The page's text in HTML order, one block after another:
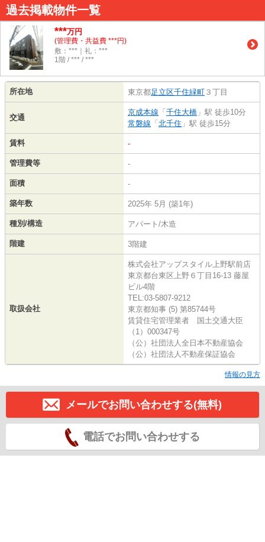
過去掲載物件一覧
***万円
(管理費・共益費 ***円)
敷：***｜礼：***
1階 / *** / ***
所在地 東京都足立区千住緑町 ３丁目
交通
京成本線 「 千住大橋 」駅 徒歩10分
常磐線 「 北千住 」駅 徒歩15分
賃料 -
管理費等 -
面積 -
築年数 2025年 5月 (築1年)
種別/構造 アパート/木造
階建 3階建
取扱会社
株式会社アップスタイル上野駅前店
東京都台東区上野６丁目16-13 藤屋
ビル4階
TEL:03-5807-9212
東京都知事 (5) 第85744号
賃貸住宅管理業者 国土交通大臣
（1）000347号
（公）社団法人全日本不動産協会
（公）社団法人不動産保証協会
情報の見方
メールでお問い合わせする(無料)
電話でお問い合わせする